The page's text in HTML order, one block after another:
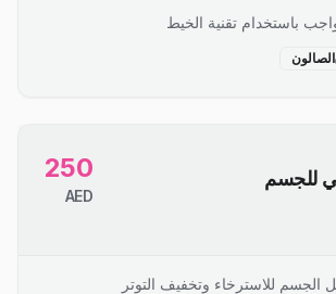
باستخدام تقنية الخيط
الصالون
للجسم 250
AED
للاسترخاء وتخفيف التوتر